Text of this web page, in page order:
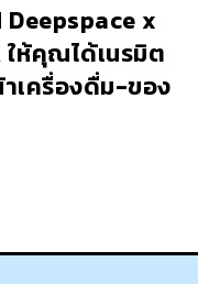
x
ห้คุณได้เนรมิต
เครื่องดื่ม-ของ